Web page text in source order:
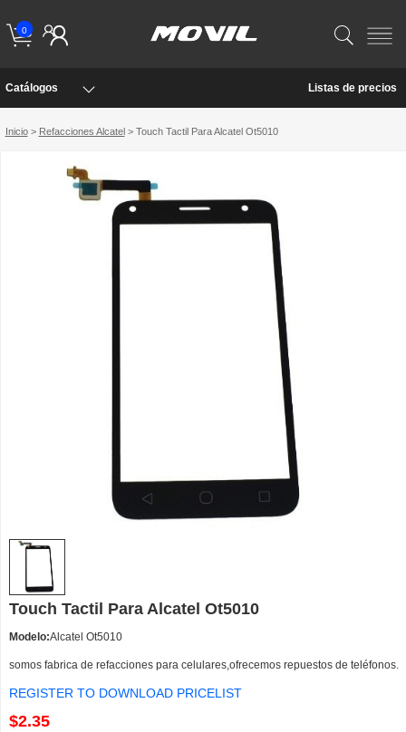
0
Catálogos Listas de precios
Inicio> Refacciones Alcatel> Touch Tactil Para Alcatel Ot5010
Touch Tactil Para Alcatel Ot5010
Modelo:Alcatel Ot5010
somos fabrica de refacciones para celulares,ofrecemos repuestos de teléfonos.
REGISTER TO DOWNLOAD PRICELIST
$2.35